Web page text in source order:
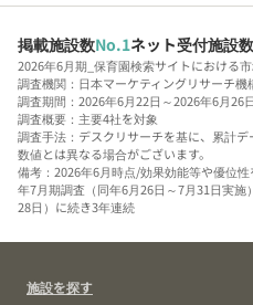
掲載施設数No.1ネット受付施設数
2026年6月期_保育園検索サイトにおける
調査機関：日本マーケティングリサーチ機
調査期間：2026年6月22日～2026年6月26日
調査概要：主要4社を対象
調査手法：デスクリサーチを基に、累計
数値とは異なる場合がございます。
備考：2026年6月時点/効果効能等や優位
年7月期調査（同年6月26日～7月31日実
28日）に続き3年連続
施設を探す